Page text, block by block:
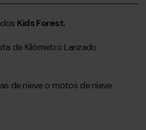
Kids Forest.
de Kilómetro Lanzado
de nieve o motos de nieve.